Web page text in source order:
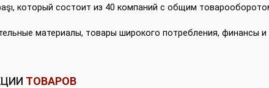
Eczacıbaşı, который состоит из 40 компаний с общим